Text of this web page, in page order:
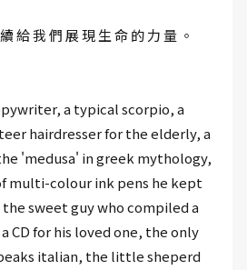
給 我 們 展 現 生 命 的 力 量 。
a typical scorpio, a
hairdresser for the elderly, a
'medusa' in greek mythology,
multi-colour ink pens he kept
sweet guy who compiled a
CD for his loved one, the only
italian, the little sheperd